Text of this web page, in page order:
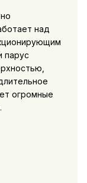
над
парус
огромные